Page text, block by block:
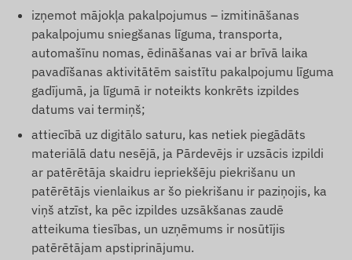
izņemot mājokļa pakalpojumus – izmitināšanas
pakalpojumu sniegšanas līguma, transporta,
automašīnu nomas, ēdināšanas vai ar brīvā laika
pavadīšanas aktivitātēm saistītu pakalpojumu līguma
gadījumā, ja līgumā ir noteikts konkrēts izpildes
datums vai termiņš;
attiecībā uz digitālo saturu, kas netiek piegādāts
materiālā datu nesējā, ja Pārdevējs ir uzsācis izpildi
ar patērētāja skaidru iepriekšēju piekrišanu un
patērētājs vienlaikus ar šo piekrišanu ir paziņojis, ka
viņš atzīst, ka pēc izpildes uzsākšanas zaudē
atteikuma tiesības, un uzņēmums ir nosūtījis
patērētājam apstiprinājumu.